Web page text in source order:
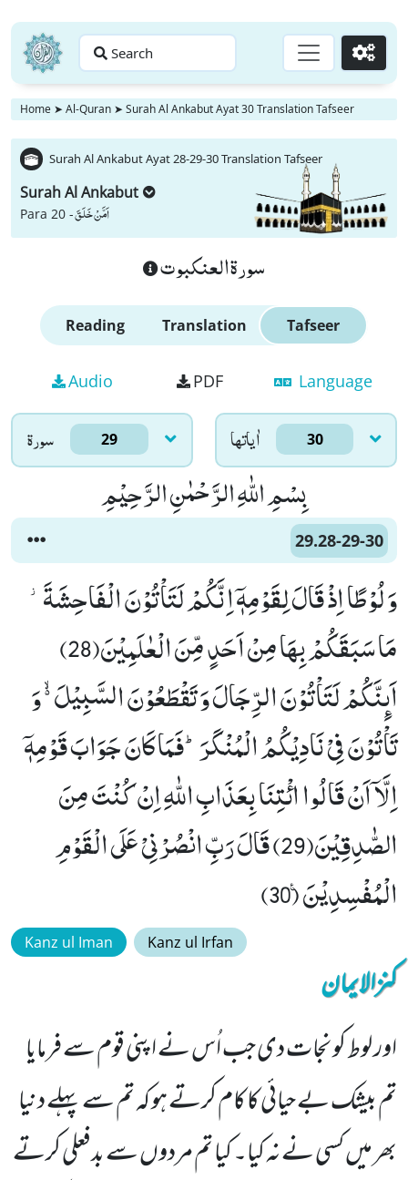
Search Go
Home ➤ Al-Quran ➤ Surah Al Ankabut Ayat 30 Translation Tafseer
Surah Al Ankabut Ayat 28-29-30 Translation Tafseer
Surah Al Ankabut
Para 20 -اَمَّنْ خَلَقَ
سورة العنكبوت
Reading Translation Tafseer
Audio PDF Language
سورۃ 29 اٰياتها 30
بِسْمِ اللّٰهِ الرَّحْمٰنِ الرَّحِیْمِ
29.28-29-30
وَ لُوْطًا اِذْ قَالَ لِقَوْمِهٖۤ اِنَّكُمْ لَتَاْتُوْنَ الْفَاحِشَةَ٘-
مَا سَبَقَكُمْ بِهَا مِنْ اَحَدٍ مِّنَ الْعٰلَمِیْنَ(28)
اَىٕنَّكُمْ لَتَاْتُوْنَ الرِّجَالَ وَ تَقْطَعُوْنَ السَّبِیْلَ ﳔ وَ
تَاْتُوْنَ فِیْ نَادِیْكُمُ الْمُنْكَرَؕ-فَمَا كَانَ جَوَابَ قَوْمِهٖۤ
اِلَّاۤ اَنْ قَالُوا ائْتِنَا بِعَذَابِ اللّٰهِ اِنْ كُنْتَ مِنَ
الصّٰدِقِیْنَ(29) قَالَ رَبِّ انْصُرْنِیْ عَلَى الْقَوْمِ
الْمُفْسِدِیْنَ۠ (30)
Kanz ul Iman Kanz ul Irfan
کنزالایمان
اور لوط کو نجات دی جب اُس نے اپنی قوم سے فرمایا
تم بیشک بے حیائی کا کام کرتے ہو کہ تم سے پہلے دنیا
بھر میں کسی نے نہ کیا۔ کیا تم مردوں سے بدفعلی کرتے